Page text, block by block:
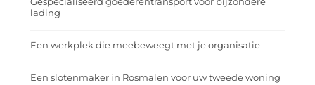
lading
Een werkplek die meebeweegt met je organisatie
Een slotenmaker in Rosmalen voor uw tweede woning